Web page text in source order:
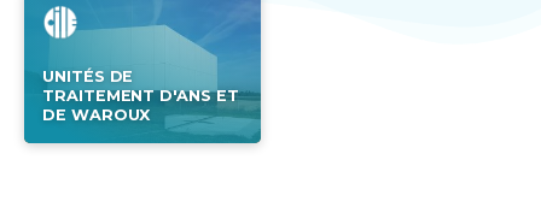
UNITÉS DE
TRAITEMENT D'ANS ET
DE WAROUX